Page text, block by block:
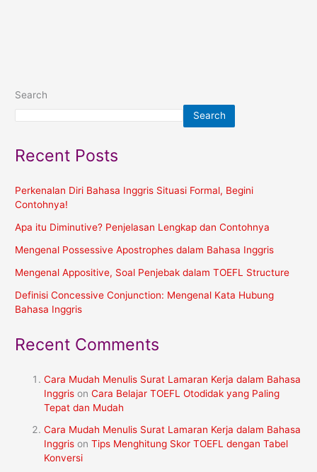
Search
Search
Recent Posts
Perkenalan Diri Bahasa Inggris Situasi Formal, Begini
Contohnya!
Apa itu Diminutive? Penjelasan Lengkap dan Contohnya
Mengenal Possessive Apostrophes dalam Bahasa Inggris
Mengenal Appositive, Soal Penjebak dalam TOEFL Structure
Definisi Concessive Conjunction: Mengenal Kata Hubung
Bahasa Inggris
Recent Comments
Cara Mudah Menulis Surat Lamaran Kerja dalam Bahasa
Inggris onCara Belajar TOEFL Otodidak yang Paling
Tepat dan Mudah
Cara Mudah Menulis Surat Lamaran Kerja dalam Bahasa
Inggris onTips Menghitung Skor TOEFL dengan Tabel
Konversi